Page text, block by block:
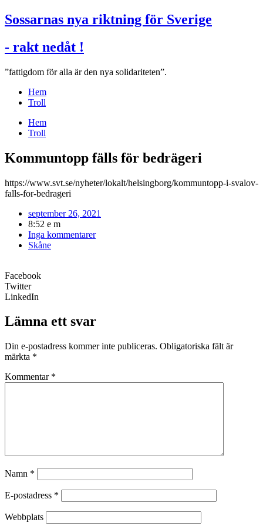
Sossarnas nya riktning för Sverige
- rakt nedåt !
”fattigdom för alla är den nya solidariteten”.
Hem
Troll
Hem
Troll
Kommuntopp fälls för bedrägeri
https://www.svt.se/nyheter/lokalt/helsingborg/kommuntopp-i-svalov-
falls-for-bedrageri
september 26, 2021
8:52 e m
Inga kommentarer
Skåne
Facebook
Twitter
LinkedIn
Lämna ett svar
Din e-postadress kommer inte publiceras. Obligatoriska fält är
märkta *
Kommentar *
Namn *
E-postadress *
Webbplats